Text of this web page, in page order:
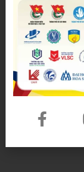
paramount =
trọng, quan
foster (v):
hands-on
down-to-
concur (v):
acrophobia
arduous
hoàn thành